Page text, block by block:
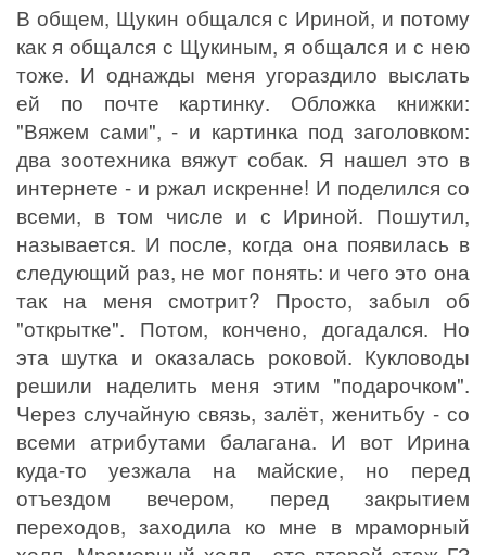
В общем, Щукин общался с Ириной, и потому
как я общался с Щукиным, я общался и с нею
тоже. И однажды меня угораздило выслать
ей по почте картинку. Обложка книжки:
"Вяжем сами", - и картинка под заголовком:
два зоотехника вяжут собак. Я нашел это в
интернете - и ржал искренне! И поделился со
всеми, в том числе и с Ириной. Пошутил,
называется. И после, когда она появилась в
следующий раз, не мог понять: и чего это она
так на меня смотрит? Просто, забыл об
"открытке". Потом, кончено, догадался. Но
эта шутка и оказалась роковой. Кукловоды
решили наделить меня этим "подарочком".
Через случайную связь, залёт, женитьбу - со
всеми атрибутами балагана. И вот Ирина
куда-то уезжала на майские, но перед
отъездом вечером, перед закрытием
переходов, заходила ко мне в мраморный